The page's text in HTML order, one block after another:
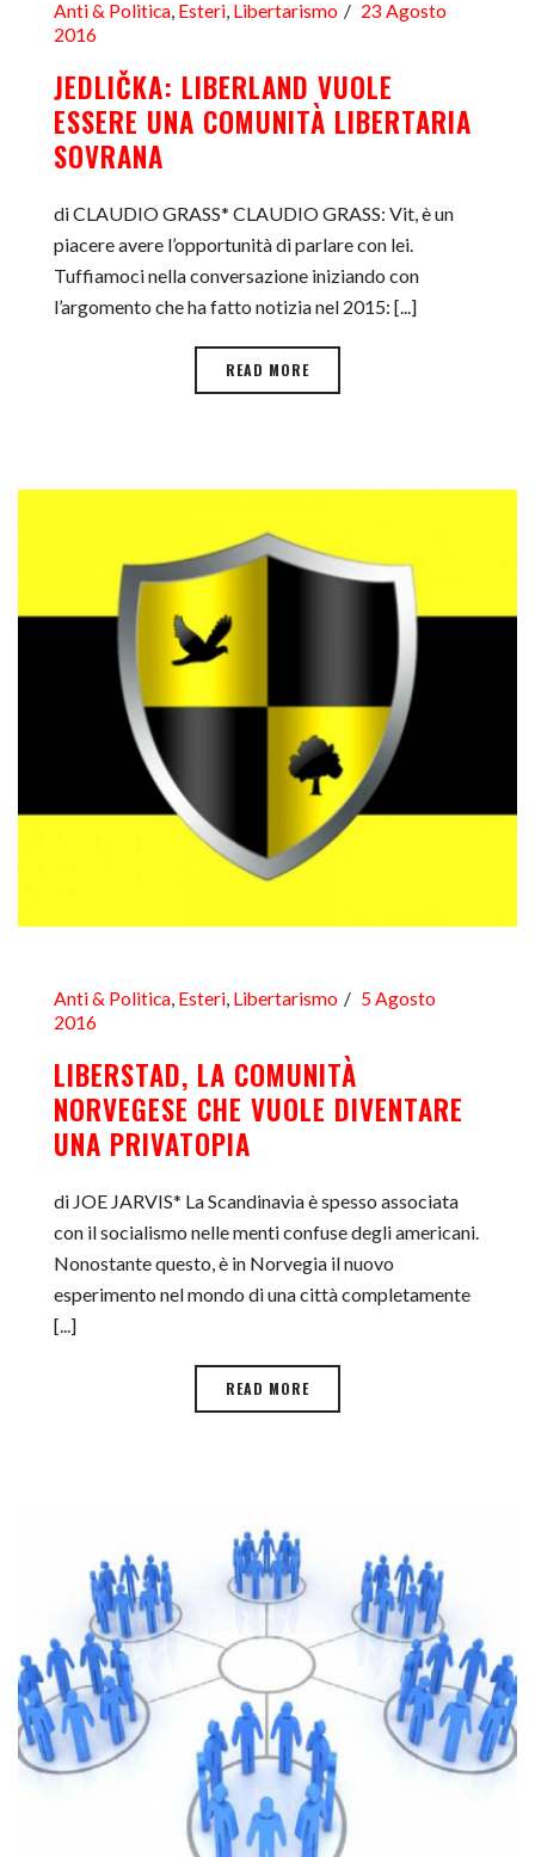
Anti & Politica, Esteri, Libertarismo
23 Agosto
2016
JEDLIČKA: LIBERLAND VUOLE
ESSERE UNA COMUNITÀ LIBERTARIA
SOVRANA
di CLAUDIO GRASS* CLAUDIO GRASS: Vit, è un
piacere avere l’opportunità di parlare con lei.
Tuffiamoci nella conversazione iniziando con
l’argomento che ha fatto notizia nel 2015: [...]
READ MORE
Anti & Politica Esteri Libertarismo
5 Agosto
2016
LIBERSTAD, LA COMUNITÀ
NORVEGESE CHE VUOLE DIVENTARE
UNA PRIVATOPIA
di JOE JARVIS* La Scandinavia è spesso associata
con il socialismo nelle menti confuse degli americani.
Nonostante questo, è in Norvegia il nuovo
esperimento nel mondo di una città completamente
[...]
READ MORE